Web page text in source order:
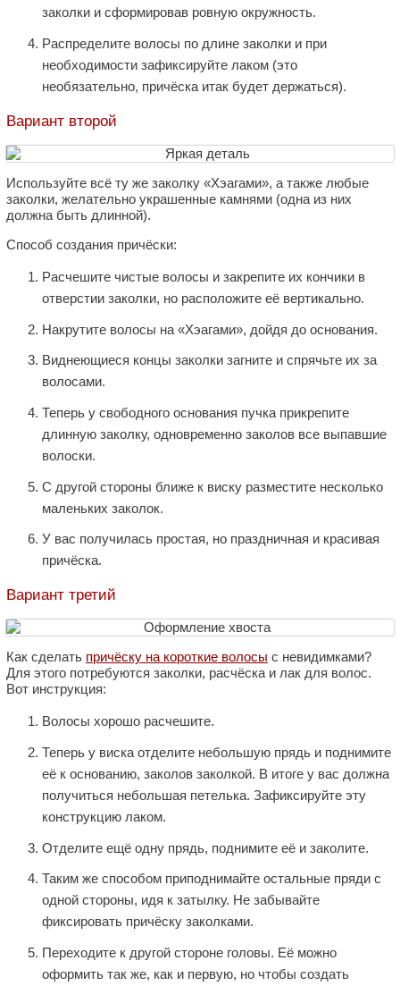
заколки и сформировав ровную окружность.
Распределите волосы по длине заколки и при
необходимости зафиксируйте лаком (это
необязательно, причёска итак будет держаться).
Вариант второй
Используйте всё ту же заколку «Хэагами», а также любые
заколки, желательно украшенные камнями (одна из них
должна быть длинной).
Способ создания причёски:
Расчешите чистые волосы и закрепите их кончики в
отверстии заколки, но расположите её вертикально.
Накрутите волосы на «Хэагами», дойдя до основания.
Виднеющиеся концы заколки загните и спрячьте их за
волосами.
Теперь у свободного основания пучка прикрепите
длинную заколку, одновременно заколов все выпавшие
волоски.
С другой стороны ближе к виску разместите несколько
маленьких заколок.
У вас получилась простая, но праздничная и красивая
причёска.
Вариант третий
Как сделать причёску на короткие волосы с невидимками?
Для этого потребуются заколки, расчёска и лак для волос.
Вот инструкция:
Волосы хорошо расчешите.
Теперь у виска отделите небольшую прядь и поднимите
её к основанию, заколов заколкой. В итоге у вас должна
получиться небольшая петелька. Зафиксируйте эту
конструкцию лаком.
Отделите ещё одну прядь, поднимите её и заколите.
Таким же способом приподнимайте остальные пряди с
одной стороны, идя к затылку. Не забывайте
фиксировать причёску заколками.
Переходите к другой стороне головы. Её можно
оформить так же, как и первую, но чтобы создать